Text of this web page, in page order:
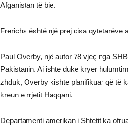
Afganistan të bie.
Frerichs është një prej disa qytetarëve
Paul Overby, një autor 78 vjeç nga
Pakistanin. Ai ishte duke kryer
zhduk, Overby kishte planifikuar që të
kreun e rrjetit Haqqani.
Departamenti amerikan i Shtetit ka